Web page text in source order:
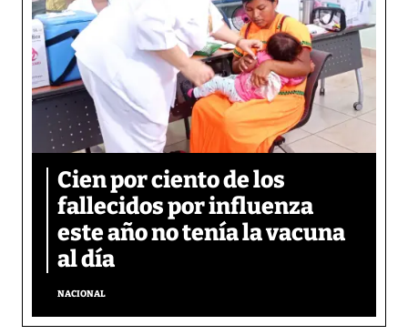
Cien por ciento de los
fallecidos por influenza
este año no tenía la vacuna
al día
NACIONAL